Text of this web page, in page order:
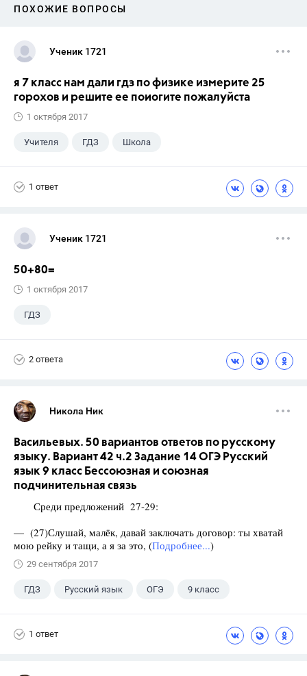
ПОХОЖИЕ ВОПРОСЫ
Ученик 1721
я 7 класс нам дали гдз по физике измерите 25
горохов и решите ее поиогите пожалуйста
1 октября 2017
Учителя ГДЗ Школа
1 ответ
Ученик 1721
50+80=
1 октября 2017
ГДЗ
2 ответа
Никола Ник
Васильевых. 50 вариантов ответов по русскому
языку. Вариант 42 ч.2 Задание 14 ОГЭ Русский
язык 9 класс Бессоюзная и союзная
подчинительная связь
Среди предложений 27-29:
— (27)Слушай, малёк, давай заключать договор: ты хватай
мою рейку и тащи, а я за это, (Подробнее...)
29 сентября 2017
ГДЗ Русский язык ОГЭ 9 класс
1 ответ